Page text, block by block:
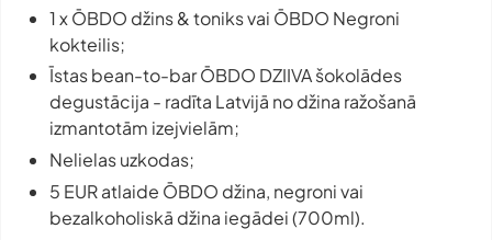
1 x ŌBDO džins & toniks vai ŌBDO Negroni
kokteilis;
Īstasbean-to-barŌBDO DZIIVA šokolādes
degustācija - radīta Latvijā no džina ražošanā
izmantotām izejvielām;
Nelielas uzkodas;
5 EUR atlaide ŌBDO džina, negroni vai
bezalkoholiskā džina iegādei (700ml).